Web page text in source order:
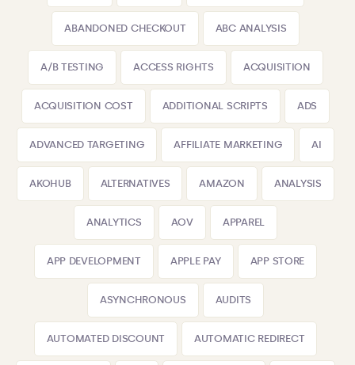
ABANDONED CHECKOUT ABC ANALYSIS
A/B TESTING ACCESS RIGHTS ACQUISITION
ACQUISITION COST ADDITIONAL SCRIPTS ADS
ADVANCED TARGETING AFFILIATE MARKETING AI
AKOHUB ALTERNATIVES AMAZON ANALYSIS
ANALYTICS AOV APPAREL
APP DEVELOPMENT APPLE PAY APP STORE
ASYNCHRONOUS AUDITS
AUTOMATED DISCOUNT AUTOMATIC REDIRECT